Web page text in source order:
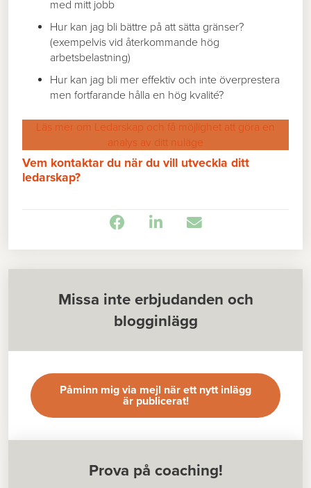
med mitt jobb
Hur kan jag bli bättre på att sätta gränser?
(exempelvis vid återkommande hög
arbetsbelastning)
Hur kan jag bli mer effektiv och inte överprestera
men fortfarande hålla en hög kvalité?
Läs mer om Ledarskap och få möjlighet att göra en
analys av ditt nuläge
Vem kontaktar du när du vill utveckla ditt
ledarskap?
Missa inte erbjudanden och
blogginlägg
Påminn mig via mejl när ett nytt inlägg
är publicerat!
Prova på coaching!